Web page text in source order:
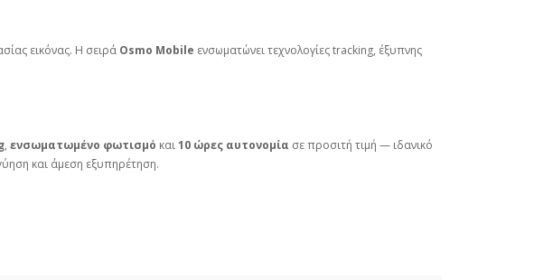
εικόνας. Η σειρά Osmo Mobile ενσωματώνει τεχνολογίες tracking, έξυπνης
, ενσωματωμένο φωτισμό και10 ώρες αυτονομία σε προσιτή τιμή — ιδανικό
και άμεση εξυπηρέτηση.